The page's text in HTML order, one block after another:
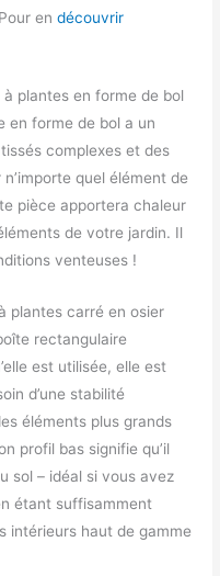
endécouvrir
plantes en forme de bol
en forme de bol a un
complexes et des
quel élément de
pièce apportera chaleur
de votre jardin. Il
venteuses !
plantes carré en osier
rectangulaire
est utilisée, elle est
d’une stabilité
éléments plus grands
profil bas signifie qu’il
sol – idéal si vous avez
étant suffisamment
intérieurs haut de gamme